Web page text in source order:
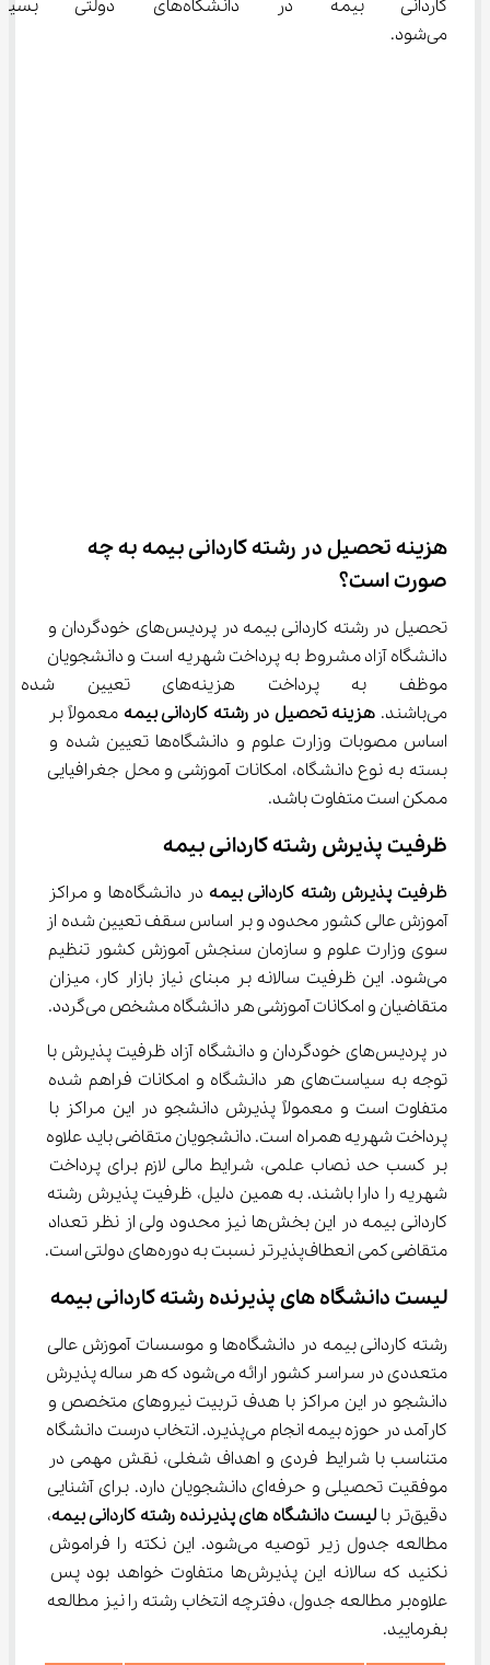
کاردانی بیمه در
می‌شود.
هزینه تحصیل در رشته کاردانی بیمه به چه
صورت است؟
تحصیل در رشته کاردانی بیمه در پردیس‌های خودگردان و
دانشگاه آزاد مشروط به پرداخت شهریه است و دانشجویان
موظف به پرداخت هزینه‌های
می‌باشند.
هزینه تحصیل در رشته کاردانی بیمه معمولاً بر
اساس مصوبات وزارت علوم و دانشگاه‌ها تعیین شده و
بسته به نوع دانشگاه، امکانات آموزشی و محل جغرافیایی
ممکن است متفاوت باشد.
ظرفیت پذیرش رشته کاردانی بیمه
ظرفیت پذیرش رشته کاردانی بیمه
در دانشگاه‌ها و مراکز
آموزش عالی کشور محدود و بر اساس سقف تعیین شده از
سوی وزارت علوم و سازمان سنجش آموزش کشور تنظیم
می‌شود. این ظرفیت سالانه بر مبنای نیاز بازار کار، میزان
متقاضیان و امکانات آموزشی هر دانشگاه مشخص می‌گردد.
در پردیس‌های خودگردان و دانشگاه آزاد ظرفیت پذیرش با
توجه به سیاست‌های هر دانشگاه و امکانات فراهم شده
متفاوت است و معمولاً پذیرش دانشجو در این مراکز با
پرداخت شهریه همراه است. دانشجویان متقاضی باید علاوه
بر کسب حد نصاب علمی، شرایط مالی لازم برای پرداخت
شهریه را دارا باشند. به همین دلیل، ظرفیت پذیرش رشته
کاردانی بیمه در این بخش‌ها نیز محدود ولی از نظر تعداد
متقاضی کمی انعطاف‌پذیرتر نسبت به دوره‌های دولتی است.
لیست دانشگاه های پذیرنده رشته کاردانی بیمه
رشته کاردانی بیمه در دانشگاه‌ها و موسسات آموزش عالی
متعددی در سراسر کشور ارائه می‌شود که هر ساله پذیرش
دانشجو در این مراکز با هدف تربیت نیروهای متخصص و
کارآمد در حوزه بیمه انجام می‌پذیرد. انتخاب درست دانشگاه
متناسب با شرایط فردی و اهداف شغلی، نقش مهمی در
موفقیت تحصیلی و حرفه‌ای دانشجویان دارد. برای آشنایی
دقیق‌تر با
لیست دانشگاه های پذیرنده رشته کاردانی بیمه،
مطالعه جدول زیر توصیه می‌شود. این نکته را فراموش
نکنید که سالانه این پذیرش‌ها متفاوت خواهد بود پس
علاوه‌بر مطالعه جدول، دفترچه انتخاب رشته را نیز مطالعه
بفرمایید.